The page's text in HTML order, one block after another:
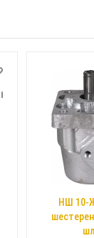
НШ 10-